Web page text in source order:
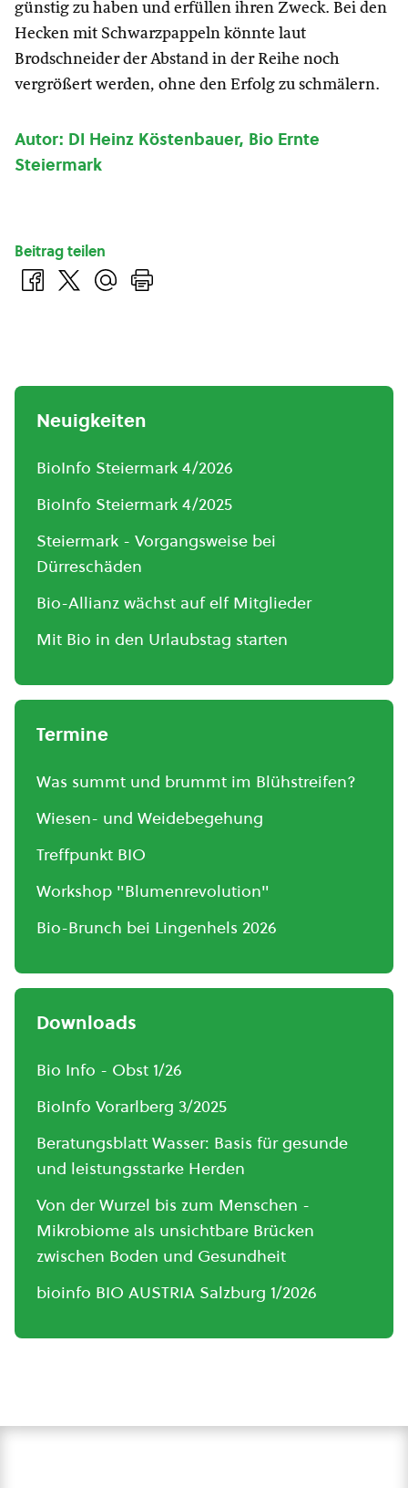
günstig zu haben und erfüllen ihren Zweck. Bei den
Hecken mit Schwarzpappeln könnte laut
Brodschneider der Abstand in der Reihe noch
vergrößert werden, ohne den Erfolg zu schmälern.
Autor: DI Heinz Köstenbauer, Bio Ernte
Steiermark
Beitrag teilen
Neuigkeiten
BioInfo Steiermark 4/2026
BioInfo Steiermark 4/2025
Steiermark - Vorgangsweise bei
Dürreschäden
Bio-Allianz wächst auf elf Mitglieder
Mit Bio in den Urlaubstag starten
Termine
Was summt und brummt im Blühstreifen?
Wiesen- und Weidebegehung
Treffpunkt BIO
Workshop "Blumenrevolution"
Bio-Brunch bei Lingenhels 2026
Downloads
Bio Info - Obst 1/26
BioInfo Vorarlberg 3/2025
Beratungsblatt Wasser: Basis für gesunde
und leistungsstarke Herden
Von der Wurzel bis zum Menschen -
Mikrobiome als unsichtbare Brücken
zwischen Boden und Gesundheit
bioinfo BIO AUSTRIA Salzburg 1/2026